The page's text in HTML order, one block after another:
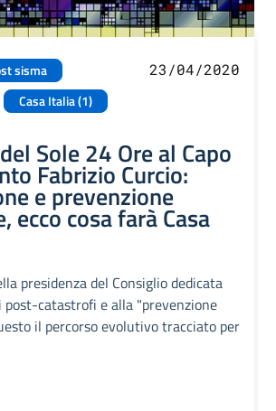
sisma
Casa Italia (1)
23/04/2020
Sole 24 Ore al Capo
Fabrizio Curcio:
e prevenzione
ecco cosa farà Casa
presidenza del Consiglio dedicata
catastrofi e alla "prevenzione
il percorso evolutivo tracciato per